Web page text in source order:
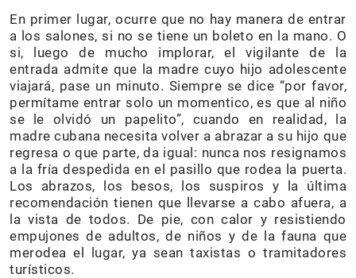
En primer lugar, ocurre que no hay manera de entrar
a los salones, si no se tiene un boleto en la mano. O
si, luego de mucho implorar, el vigilante de la
entrada admite que la madre cuyo hijo adolescente
viajará, pase un minuto. Siempre se dice “por favor,
permítame entrar solo un momentico, es que al niño
se le olvidó un papelito”, cuando en realidad, la
madre cubana necesita volver a abrazar a su hijo que
regresa o que parte, da igual: nunca nos resignamos
a la fría despedida en el pasillo que rodea la puerta.
Los abrazos, los besos, los suspiros y la última
recomendación tienen que llevarse a cabo afuera, a
la vista de todos. De pie, con calor y resistiendo
empujones de adultos, de niños y de la fauna que
merodea el lugar, ya sean taxistas o tramitadores
turísticos.